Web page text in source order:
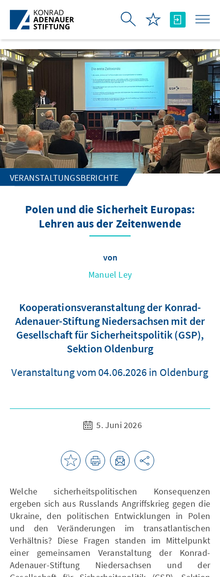
Zum Hauptinhalt springen
VERANSTALTUNGSBERICHTE
Polen und die Sicherheit Europas:
Lehren aus der Zeitenwende
von
Manuel Ley
Kooperationsveranstaltung der Konrad-
Adenauer-Stiftung Niedersachsen mit der
Gesellschaft für Sicherheitspolitik (GSP),
Sektion Oldenburg
Veranstaltung vom 04.06.2026 in Oldenburg
5. Juni 2026
Welche sicherheitspolitischen Konsequenzen
ergeben sich aus Russlands Angriffskrieg gegen die
Ukraine, den politischen Entwicklungen in Polen
und den Veränderungen im transatlantischen
Verhältnis? Diese Fragen standen im Mittelpunkt
einer gemeinsamen Veranstaltung der Konrad-
Adenauer-Stiftung Niedersachsen und der